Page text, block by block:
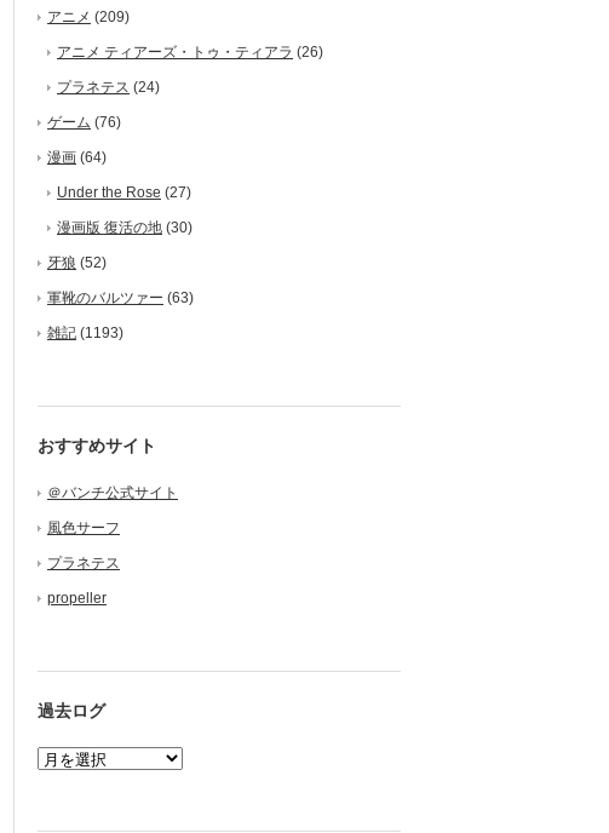
アニメ (209)
アニメ ティアーズ・トゥ・ティアラ (26)
プラネテス (24)
ゲーム (76)
漫画 (64)
Under the Rose (27)
漫画版 復活の地 (30)
牙狼 (52)
軍靴のバルツァー (63)
雑記 (1193)
おすすめサイト
＠バンチ公式サイト
風色サーフ
プラネテス
propeller
過去ログ